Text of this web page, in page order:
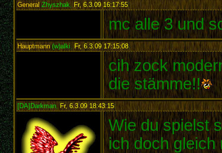
GeneralZhyszhak , Fr, 6.3.09 16:17:55:
mc alle 3 und
Hauptmann(w)alki ,Fr, 6.3.09 17:15:08:
cih zock
die stämme!!
[DA]Darkman,Fr, 6.3.09 18:43:15:
Wie du spielst
ich doch